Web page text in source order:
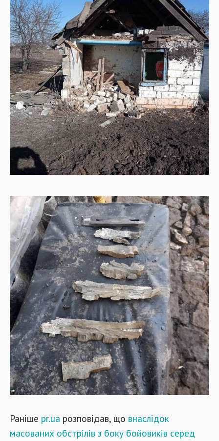
Раніше pr.ua розповідав, що внаслідок
масованих обстрілів з боку бойовиків серед